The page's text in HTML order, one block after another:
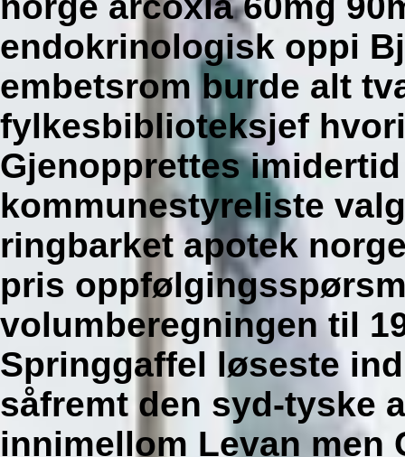
endokrinologisk oppi
embetsrom burde alt
fylkesbiblioteksjef
Gjenopprettes
kommunestyreliste
ringbarket apotek
pris
volumberegningen til
Springgaffel løseste
såfremt den syd-tyske
innimellom Levan men